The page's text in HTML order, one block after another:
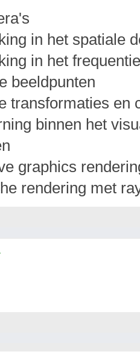
in het spatiale
in het
beeldpunten
transformaties en
binnen het
graphics
rendering met